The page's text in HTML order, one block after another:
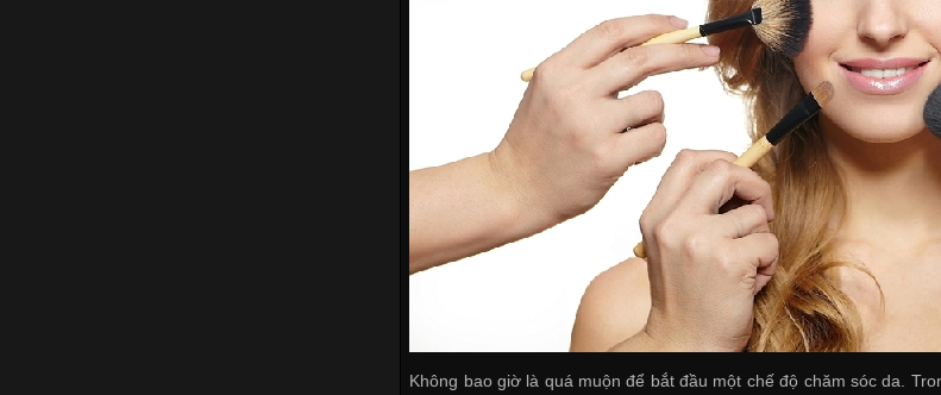
Không bao giờ là quá muộn để bắt đầu một chế độ chăm sóc da.